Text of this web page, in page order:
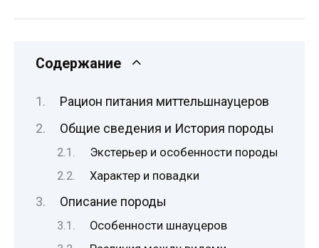
Содержание
Рацион питания миттельшнауцеров
Общие сведения и История породы
Экстерьер и особенности породы
Характер и повадки
Описание породы
Особенности шнауцеров